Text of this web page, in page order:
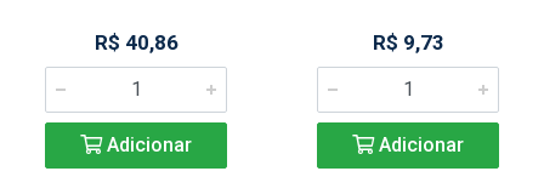
R$ 40,86
Adicionar
R$ 9,73
Adicionar